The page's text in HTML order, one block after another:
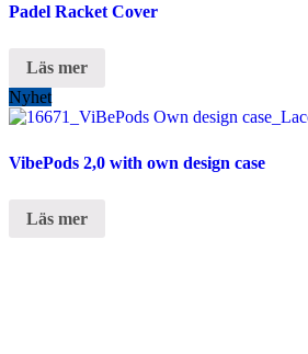
Padel Racket Cover
Läs mer
Nyhet
VibePods 2,0 with own design case
Läs mer